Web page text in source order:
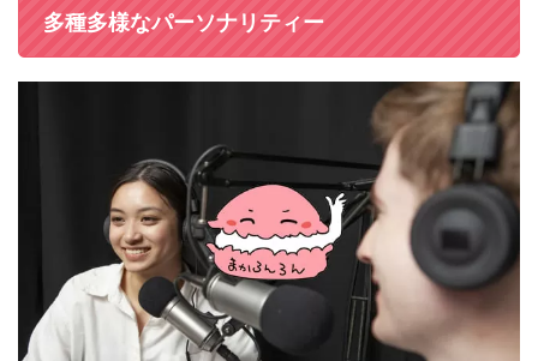
多種多様なパーソナリティー